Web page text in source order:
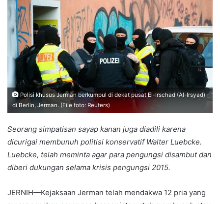
email
Polisi khusus Jerman berkumpul di dekat pusat El-Irschad (Al-Irsyad)
di Berlin, Jerman. (File foto: Reuters)
Seorang simpatisan sayap kanan juga diadili karena
dicurigai membunuh politisi konservatif Walter Luebcke.
Luebcke, telah meminta agar para pengungsi disambut dan
diberi dukungan selama krisis pengungsi 2015.
JERNIH—Kejaksaan Jerman telah mendakwa 12 pria yang